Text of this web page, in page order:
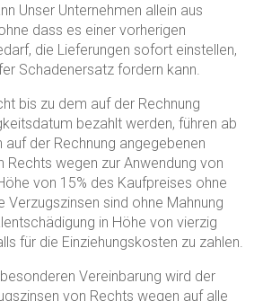
Unser Unternehmen allein aus
dass es einer vorherigen
die Lieferungen sofort einstellen,
Schadenersatz fordern kann.
bis zu dem auf der Rechnung
bezahlt werden, führen ab
der Rechnung angegebenen
Rechts wegen zur Anwendung von
von 15% des Kaufpreises ohne
Verzugszinsen sind ohne Mahnung
in Höhe von vierzig
für die Einziehungskosten zu zahlen.
Vereinbarung wird der
von Rechts wegen auf alle